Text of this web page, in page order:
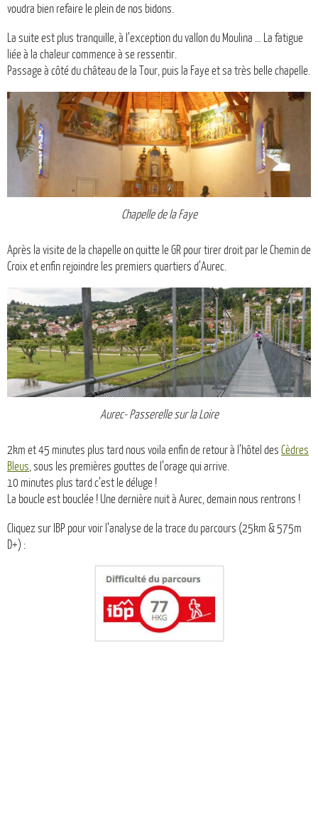
voudra bien refaire le plein de nos bidons.
La suite est plus tranquille, à l’exception du vallon du Moulina … La fatigue
liée à la chaleur commence à se ressentir.
Passage à côté du château de la Tour, puis la Faye et sa très belle chapelle.
Chapelle de la Faye
Après la visite de la chapelle on quitte le GR pour tirer droit par le Chemin de
Croix et enfin rejoindre les premiers quartiers d’Aurec.
Aurec- Passerelle sur la Loire
2km et 45 minutes plus tard nous voila enfin de retour à l’hôtel des Cèdres
Bleus, sous les premières gouttes de l’orage qui arrive.
10 minutes plus tard c’est le déluge !
La boucle est bouclée ! Une dernière nuit à Aurec, demain nous rentrons !
Cliquez sur IBP pour voir l’analyse de la trace du parcours (25km & 575m
D+) :